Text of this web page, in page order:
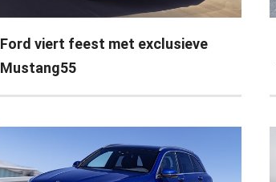
Ford viert feest met exclusieve
Mustang55